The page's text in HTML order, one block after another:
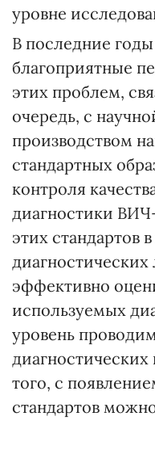
уровне
В последние
благоприятные
этих проблем,
очередь, с
производством
стандартных
контроля
диагностики
этих стандартов
эффективно
используемых
уровень
того, с
стандартов
вопросом
оценки